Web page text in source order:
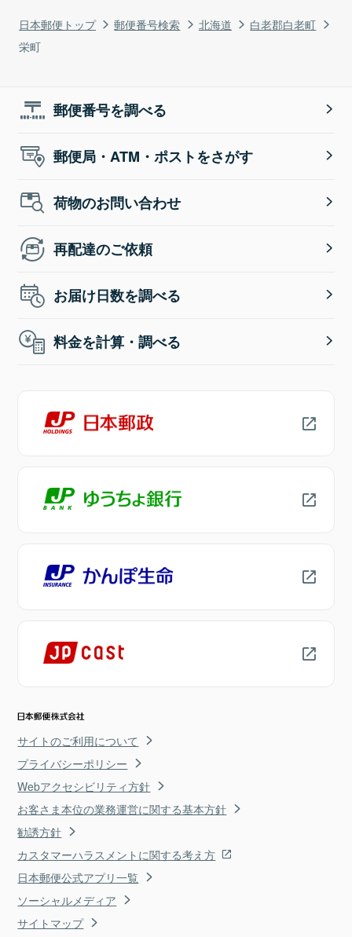
日本郵便トップ 郵便番号検索 北海道
白老郡白老町
栄町
郵便番号を調べる
郵便局・ATM・ポストをさがす
荷物のお問い合わせ
再配達のご依頼
お届け日数を調べる
料金を計算・調べる
サイトのご利用について
プライバシーポリシー
Webアクセシビリティ方針
お客さま本位の業務運営に関する基本方針
勧誘方針
カスタマーハラスメントに関する考え方
日本郵便公式アプリ一覧
ソーシャルメディア
サイトマップ